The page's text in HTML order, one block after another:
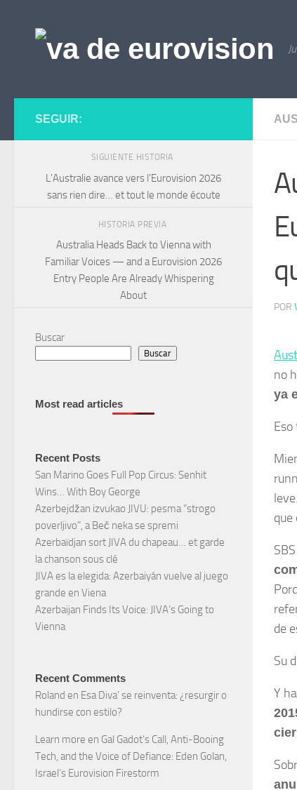
POR
no
ya
que
de
Su
Y
SEGUIR:
SIGUIENTE HISTORIA
L’Australie avance vers l’Eurovision 2026
sans rien dire… et tout le monde écoute
HISTORIA PREVIA
Australia Heads Back to Vienna with
Familiar Voices — and a Eurovision 2026
Entry People Are Already Whispering
About
Buscar
Buscar
Most read articles
Recent Posts
San Marino Goes Full Pop Circus: Senhit
Wins… With Boy George
Azerbejdžan izvukao JIVU: pesma “strogo
poverljivo”, a Beč neka se spremi
Azerbaïdjan sort JIVA du chapeau… et garde
la chanson sous clé
JIVA es la elegida: Azerbaiyán vuelve al juego
grande en Viena
Azerbaijan Finds Its Voice: JIVA’s Going to
Vienna
Recent Comments
Roland en Esa Diva’ se reinventa: ¿resurgir o
hundirse con estilo?
Learn more en Gal Gadot’s Call, Anti-Booing
Tech, and the Voice of Defiance: Eden Golan,
Israel’s Eurovision Firestorm